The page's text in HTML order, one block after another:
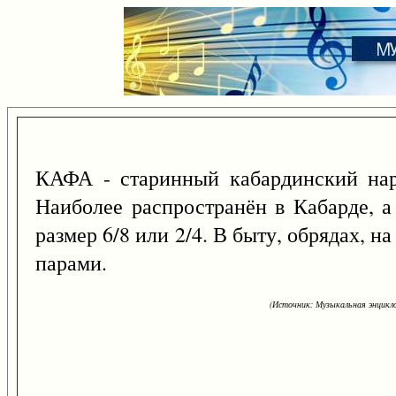
КАФА - старинный кабардинский
Наиболее распространён в
размер 6/8 или 2/4. В быту, обрядах,
парами.
(Источник: Музыкальная